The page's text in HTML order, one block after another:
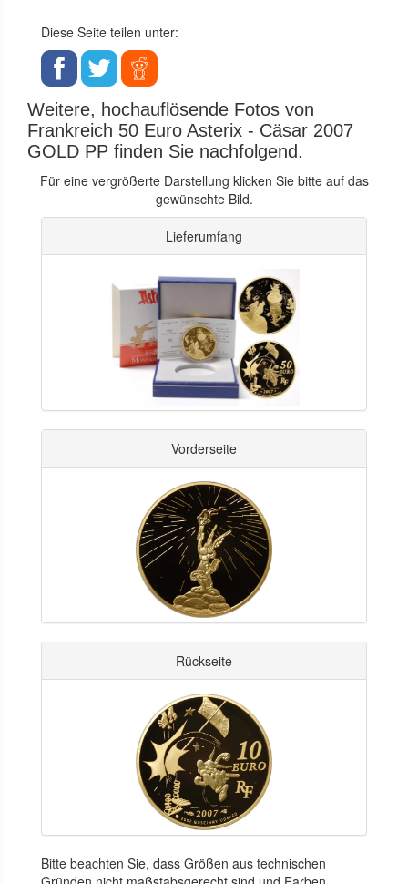
Diese Seite teilen unter:
Weitere, hochauflösende Fotos von
Frankreich 50 Euro Asterix - Cäsar 2007
GOLD PP finden Sie nachfolgend.
Für eine vergrößerte Darstellung klicken Sie bitte auf das
gewünschte Bild.
Lieferumfang
Vorderseite
Rückseite
Bitte beachten Sie, dass Größen aus technischen